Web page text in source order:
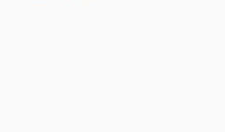
Sternen bewertet.